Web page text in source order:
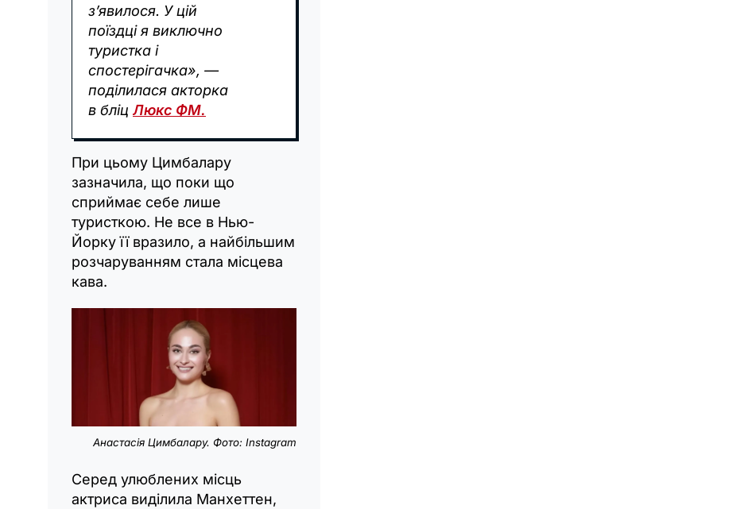
з’явилося. У цій
поїздці я виключно
туристка і
спостерігачка», —
поділилася акторка
в бліц Люкс ФМ.
При цьому Цимбалару
зазначила, що поки що
сприймає себе лише
туристкою. Не все в Нью-
Йорку її вразило, а найбільшим
розчаруванням стала місцева
кава.
Анастасія Цимбалару. Фото: Instagram
Серед улюблених місць
актриса виділила Манхеттен,